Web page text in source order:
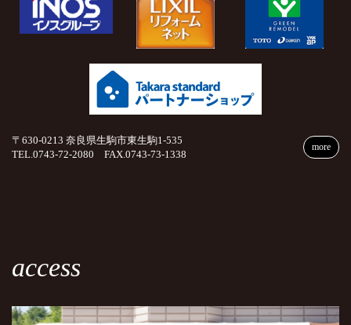
〒630-0213 奈良県生駒市東生駒1-535
TEL.0743-72-2080 FAX.0743-73-1338
more
access